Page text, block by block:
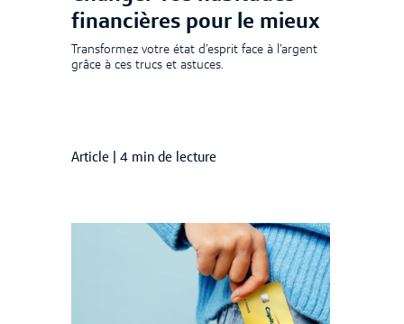
financières pour le mieux
Transformez votre état d’esprit face à l’argent
grâce à ces trucs et astuces.
Article 4 min de lecture